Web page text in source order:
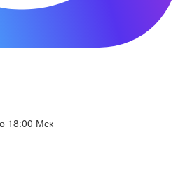
18:00 Мск